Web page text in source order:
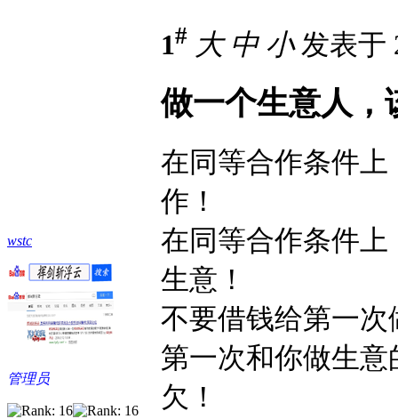
wstc
管理员
1# 大 中 小发表于
做一个生意人，
在同等合作条件
作！
在同等合作条件
生意！
不要借钱给第一
第一次和你做生
欠！